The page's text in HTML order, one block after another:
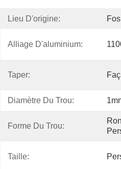
Lieu D'origine:
Alliage D'aluminium:
Taper:
Diamètre Du Trou:
Forme Du Trou:
Taille: